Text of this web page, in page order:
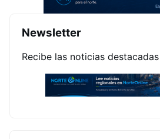
Newsletter
Recibe las noticias